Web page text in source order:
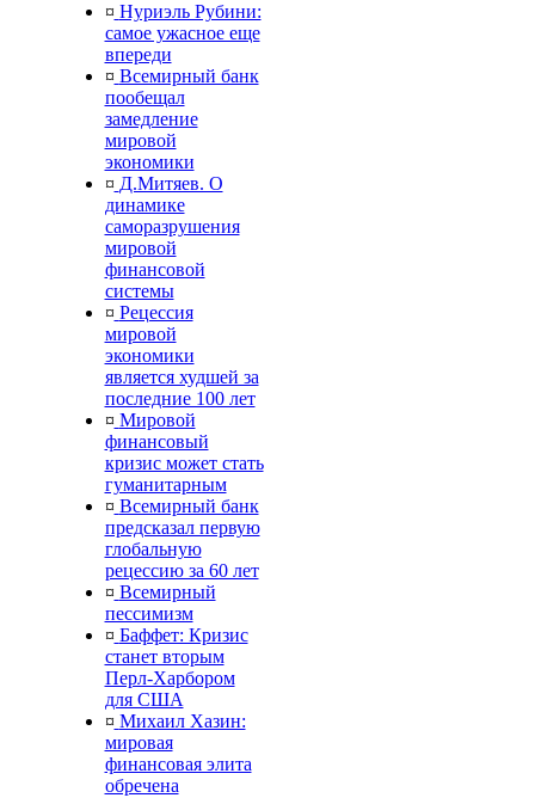
¤ Нуриэль Рубини:
самое ужасное еще
впереди
¤ Всемирный банк
пообещал
замедление
мировой
экономики
¤ Д.Митяев. О
динамике
саморазрушения
мировой
финансовой
системы
¤ Рецессия
мировой
экономики
является худшей за
последние 100 лет
¤ Мировой
финансовый
кризис может стать
гуманитарным
¤ Всемирный банк
предсказал первую
глобальную
рецессию за 60 лет
¤ Всемирный
пессимизм
¤ Баффет: Кризис
станет вторым
Перл-Харбором
для США
¤ Михаил Хазин:
мировая
финансовая элита
обречена